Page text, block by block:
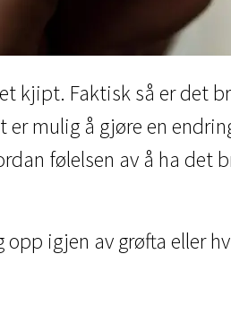
kjipt. Faktisk så er det
mulig å gjøre en
følelsen av å ha det
igjen av grøfta eller